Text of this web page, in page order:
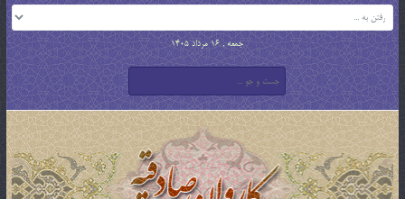
جمعه , 16 مرداد 1405